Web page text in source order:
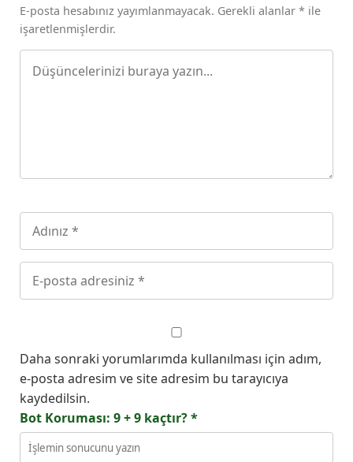
E-posta hesabınız yayımlanmayacak. Gerekli alanlar * ile
işaretlenmişlerdir.
Daha sonraki yorumlarımda kullanılması için adım,
e-posta adresim ve site adresim bu tarayıcıya
kaydedilsin.
Bot Koruması: 9 + 9 kaçtır?*